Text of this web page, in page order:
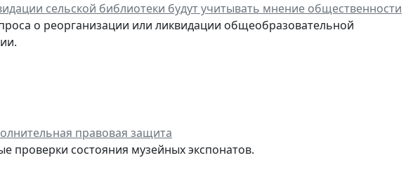
сельской библиотеки будут учитывать мнение общественности
о реорганизации или ликвидации общеобразовательной
правовая защита
проверки состояния музейных экспонатов.